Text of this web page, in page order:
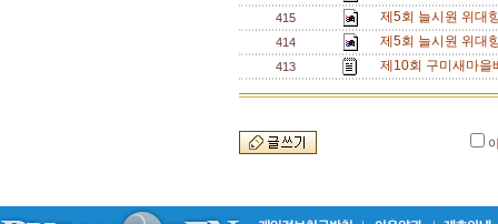
415 제5회 늘시원 위대
414 제5회 늘시원 위대
413 제10회 구미새마